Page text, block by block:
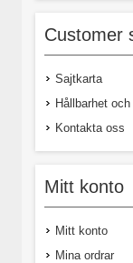
Customer
Sajtkarta
Hållbarhet
Kontakta oss
Mitt konto
Mitt konto
Mina ordrar